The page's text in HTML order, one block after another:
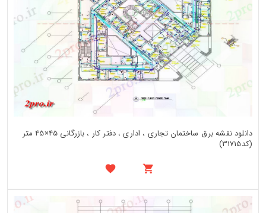
دانلود نقشه برق ساختمان تجاری ، اداری ، دفتر کار ، بازرگانی 45×45 متر
(کد31715)